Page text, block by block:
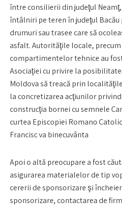
între consilierii din judeţul
întâlniri pe teren în judeţul
drumuri sau trasee care să
asfalt. Autorităţile locale,
compartimentelor tehnice au
Asociaţiei cu privire la
Moldova să treacă prin
la concretizarea acţiunilor
construcţia bornei cu semnele
curtea Episcopiei Romano
Francisc va binecuvânta
Apoi o altă preocupare a fost
asigurarea materialelor de tip
cererii de sponsorizare şi
sponsorizare, contactarea de